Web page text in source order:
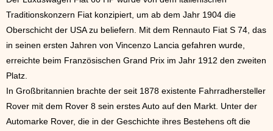
Traditionskonzern Fiat konzipiert, um ab dem Jahr 1904 die
Oberschicht der USA zu beliefern. Mit dem Rennauto Fiat S 74, das
in seinen ersten Jahren von Vincenzo Lancia gefahren wurde,
erreichte beim Französischen Grand Prix im Jahr 1912 den zweiten
Platz.
In Großbritannien brachte der seit 1878 existente Fahrradhersteller
Rover mit dem Rover 8 sein erstes Auto auf den Markt. Unter der
Automarke Rover, die in der Geschichte ihres Bestehens oft die